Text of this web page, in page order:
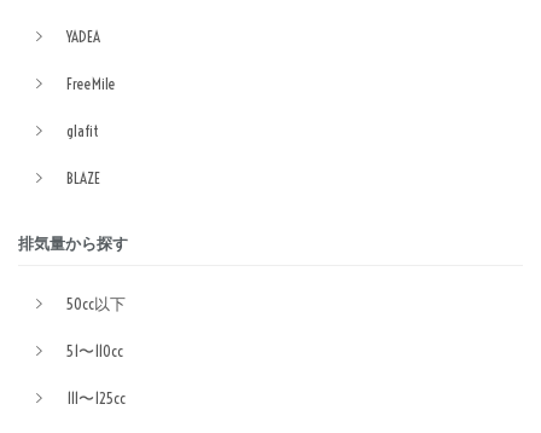
YADEA
FreeMile
glafit
BLAZE
排気量から探す
50cc以下
51〜110cc
111〜125cc